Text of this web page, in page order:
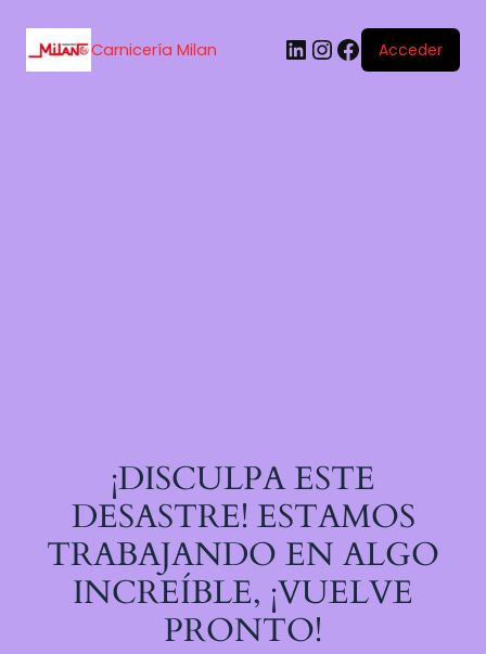
Carnicería Milan Acceder
¡DISCULPA ESTE
DESASTRE! ESTAMOS
TRABAJANDO EN ALGO
INCREÍBLE, ¡VUELVE
PRONTO!